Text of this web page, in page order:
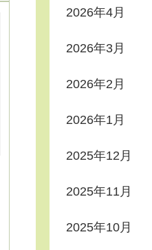
2026年4月
2026年3月
2026年2月
2026年1月
2025年12月
2025年11月
2025年10月